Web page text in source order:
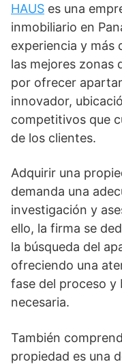
HAUS es una
inmobiliario en
experiencia y más
las mejores zonas
por ofrecer
innovador,
competitivos que
de los clientes.
Adquirir una
demanda una
investigación y
ello, la firma se
la búsqueda del
ofreciendo una
fase del proceso y
necesaria.
También
propiedad es una